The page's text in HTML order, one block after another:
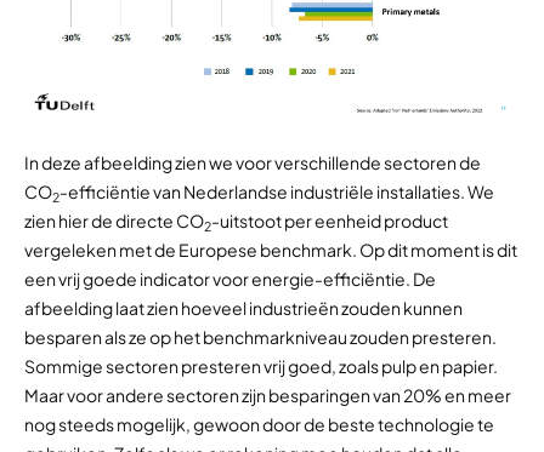
In deze afbeelding zien we voor verschillende sectoren de
CO2-efficiëntie van Nederlandse industriële installaties. We
zien hier de directe CO2-uitstoot per eenheid product
vergeleken met de Europese benchmark. Op dit moment is dit
een vrij goede indicator voor energie-efficiëntie. De
afbeelding laat zien hoeveel industrieën zouden kunnen
besparen als ze op het benchmarkniveau zouden presteren.
Sommige sectoren presteren vrij goed, zoals pulp en papier.
Maar voor andere sectoren zijn besparingen van 20% en meer
nog steeds mogelijk, gewoon door de beste technologie te